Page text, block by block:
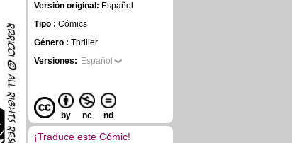
Versión original: Español
Tipo : Cómics
Género : Thriller
Versiones: Español
by nc nd
¡Traduce este Cómic!